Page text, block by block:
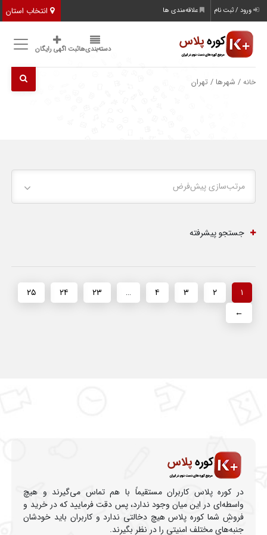
انتخاب استان ورود / ثبت نام علاقه‌مندی ها
دسته‌بندی‌هاثبت اگهی رایگان
خانه / شهرها / تهران
مرتب‌سازی پیش‌فرض
جستجو پیشرفته
۱ ۲ ۳ ۴ … ۲۳ ۲۴
۲۵
←
در کوره پلاس کاربران مستقیماً با هم تماس می‌گیرند و هیچ
واسطه‌ای در این میان وجود ندارد، پس دقت فرمایید که در خرید و
فروشِ شما کوره پلاس هیچ دخالتی ندارد و کاربران باید خودشان
جنبه‌های مختلف امنیتی را در نظر بگیرند.